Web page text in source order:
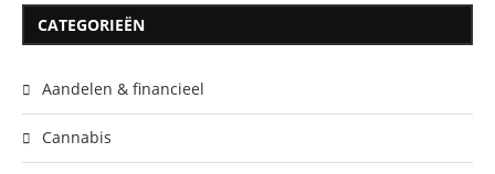
CATEGORIEËN
Aandelen & financieel
Cannabis